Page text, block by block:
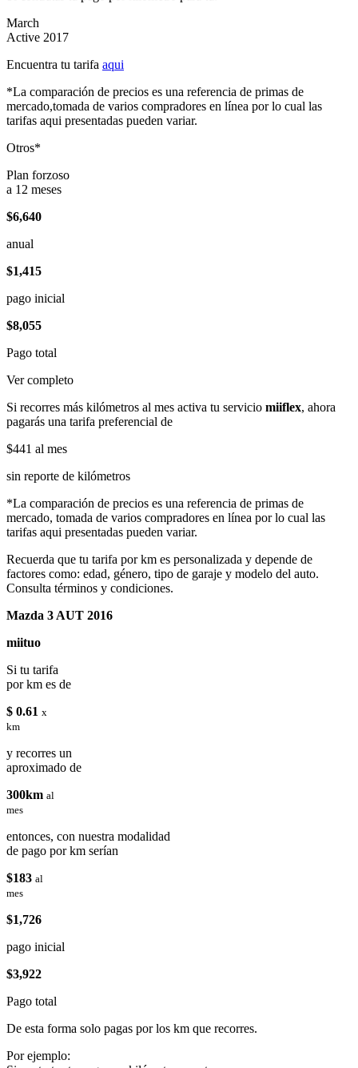
March
Active 2017
Encuentra tu tarifa aqui
*La comparación de precios es una referencia de primas de
mercado,tomada de varios compradores en línea por lo cual las
tarifas aqui presentadas pueden variar.
Otros*
Plan forzoso
a 12 meses
$6,640
anual
$1,415
pago inicial
$8,055
Pago total
Ver completo
Si recorres más kilómetros al mes activa tu servicio miiflex, ahora
pagarás una tarifa preferencial de
$441 al mes
sin reporte de kilómetros
*La comparación de precios es una referencia de primas de
mercado, tomada de varios compradores en línea por lo cual las
tarifas aqui presentadas pueden variar.
Recuerda que tu tarifa por km es personalizada y depende de
factores como: edad, género, tipo de garaje y modelo del auto.
Consulta términos y condiciones.
Mazda 3 AUT 2016
miituo
Si tu tarifa
por km es de
$ 0.61 x
km
y recorres un
aproximado de
300km al
mes
entonces, con nuestra modalidad
de pago por km serían
$183 al
mes
$1,726
pago inicial
$3,922
Pago total
De esta forma solo pagas por los km que recorres.
Por ejemplo: